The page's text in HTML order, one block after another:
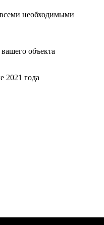
необходимыми
объекта
2021 года